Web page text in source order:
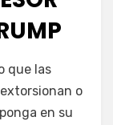
que las
o
en su